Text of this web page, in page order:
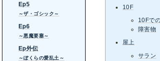
10F
10Fで
障害物
屋上
サラン
Ep5
～ザ・ゴシック～
Ep6
～悪魔要塞～
Ep外伝
～ぼくらの愛乱土～